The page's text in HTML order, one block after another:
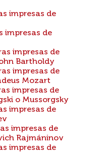
impresas de
impresas de
impresas de
Bartholdy
impresas de
Mozart
impresas de
o Mussorgsky
impresas de
impresas de
Rajmáninov
impresas de